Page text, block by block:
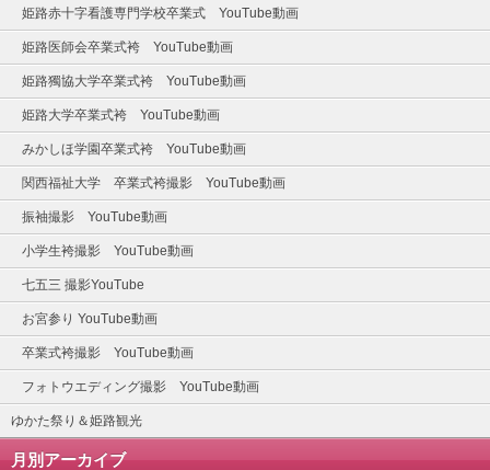
姫路赤十字看護専門学校卒業式 YouTube動画
姫路医師会卒業式袴 YouTube動画
姫路獨協大学卒業式袴 YouTube動画
姫路大学卒業式袴 YouTube動画
みかしほ学園卒業式袴 YouTube動画
関西福祉大学 卒業式袴撮影 YouTube動画
振袖撮影 YouTube動画
小学生袴撮影 YouTube動画
七五三 撮影YouTube
お宮参り YouTube動画
卒業式袴撮影 YouTube動画
フォトウエディング撮影 YouTube動画
ゆかた祭り＆姫路観光
月別アーカイブ